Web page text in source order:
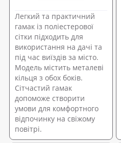
Легкий та практичний
гамак із поліестерової
сітки підходить для
використання на дачі та
під час виїздів за місто.
Модель містить металеві
кільця з обох боків.
Сітчастий гамак
допоможе створити
умови для комфортного
відпочинку на свіжому
повітрі.